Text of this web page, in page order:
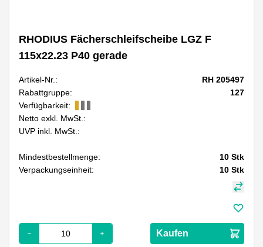
RHODIUS Fächerschleifscheibe LGZ F
115x22.23 P40 gerade
Artikel-Nr.:
RH 205497
Rabattgruppe:
127
Verfügbarkeit:
Netto exkl. MwSt.:
UVP inkl. MwSt.:
Mindestbestellmenge: 10 Stk
Verpackungseinheit:
10 Stk
Kaufen